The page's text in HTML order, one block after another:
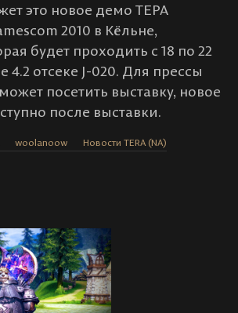
это новое демо ТЕРА
2010 в Кёльне,
будет проходить с 18 по 22
4.2 отсеке J-020. Для прессы
посетить выставку, новое
после выставки.
woolanoow Новости TERA (NA)